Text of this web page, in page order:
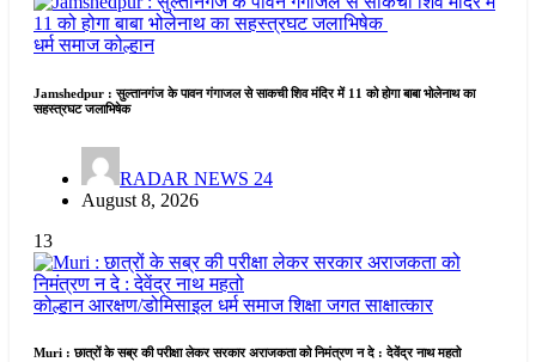
धर्म समाजकोल्हान
Jamshedpur : सुल्तानगंज के पावन गंगाजल से साकची शिव मंदिर में 11 को होगा बाबा भोलेनाथ का
सहस्त्रघट जलाभिषेक
RADAR NEWS 24
August 8, 2026
13
कोल्हानआरक्षण/डोमिसाइल धर्म समाजशिक्षा जगतसाक्षात्कार
Muri : छात्रों के सब्र की परीक्षा लेकर सरकार अराजकता को निमंत्रण न दे : देवेंद्र नाथ महतो